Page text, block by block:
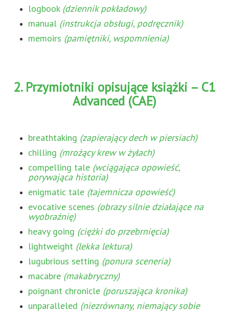
logbook (dziennik pokładowy)
manual (instrukcja obsługi, podręcznik)
memoirs (pamiętniki, wspomnienia)
2. Przymiotniki opisujące książki – C1
Advanced (CAE)
breathtaking (zapierający dech w piersiach)
chilling (mrożący krew w żyłach)
compelling tale (wciągająca opowieść,
porywająca historia)
enigmatic tale (tajemnicza opowieść)
evocative scenes (obrazy silnie działające na
wyobraźnię)
heavy going (ciężki do przebrnięcia)
lightweight (lekka lektura)
lugubrious setting (ponura sceneria)
macabre (makabryczny)
poignant chronicle (poruszająca kronika)
unparalleled (niezrównany, niemający sobie